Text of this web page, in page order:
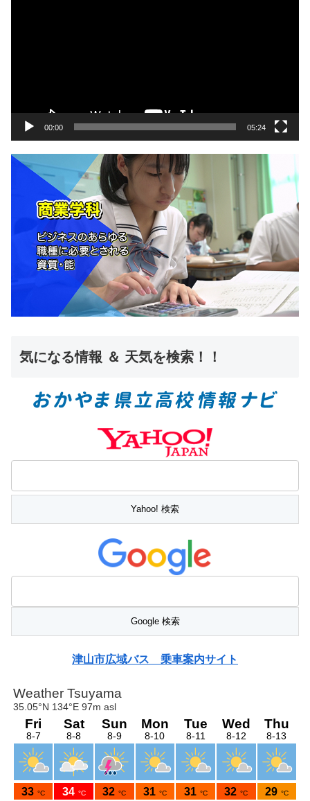
00:00 05:24
気になる情報 ＆ 天気を検索！！
津山市広域バス 乗車案内サイト